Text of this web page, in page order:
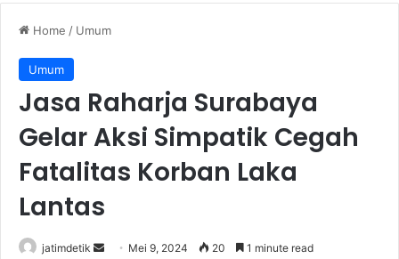
Home / Umum
Umum
Jasa Raharja Surabaya
Gelar Aksi Simpatik Cegah
Fatalitas Korban Laka
Lantas
jatimdetik Mei 9, 2024 20 1 minute read